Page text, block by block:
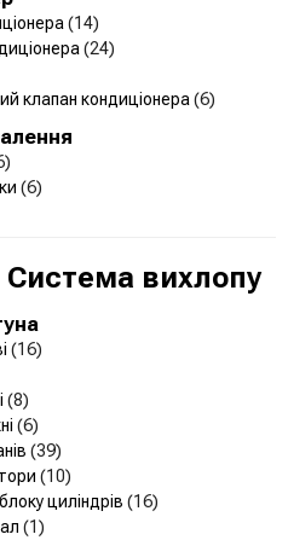
(14)
(24)
клапан кондиціонера (6)
(6)
Система вихлопу
(16)
(8)
(6)
(39)
(10)
циліндрів (16)
(1)